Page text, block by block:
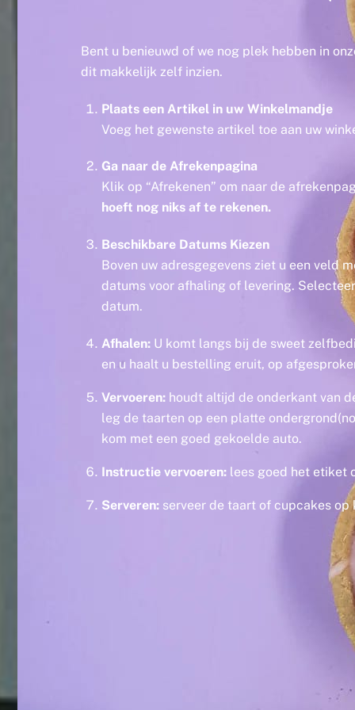
Bent u benieuwd of we nog plek hebben in
dit makkelijk zelf inzien.
Plaats een Artikel in uw Winkelmandje
Voeg het gewenste artikel toe aan uw
Ga naar de Afrekenpagina
Klik op “Afrekenen” om naar de
hoeft nog niks af te rekenen.
Beschikbare Datums Kiezen
Boven uw adresgegevens ziet u een veld
datums voor afhaling of levering.
datum.
Afhalen:U komt langs bij de sweet
en u haalt u bestelling eruit, op
Vervoeren:houdt altijd de onderkant van
leg de taarten op een platte
kom met een goed gekoelde auto.
Instructie vervoeren:lees goed het etiket
Serveren:serveer de taart of cupcakes op